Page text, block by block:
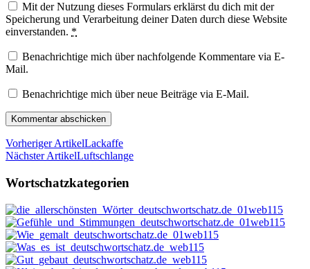
Mit der Nutzung dieses Formulars erklärst du dich mit der
Speicherung und Verarbeitung deiner Daten durch diese Website
einverstanden. *
Benachrichtige mich über nachfolgende Kommentare via E-
Mail.
Benachrichtige mich über neue Beiträge via E-Mail.
Vorheriger ArtikelLackaffe
Nächster ArtikelLuftschlange
Wortschatzkategorien